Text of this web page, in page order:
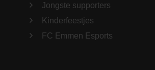
Jongste supporters
Kinderfeestjes
FC Emmen Esports